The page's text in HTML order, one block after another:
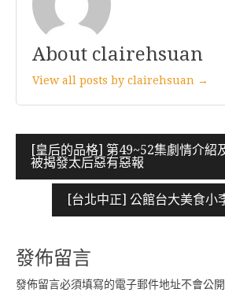
About clairehsuan
View all posts by clairehsuan →
文
章
[皇后的品格] 第49~52集劇情介紹
被揭發太后惡有惡報
[台北中正] 公館台大美食小
發佈留言
發佈留言必須填寫的電子郵件地址不會公開